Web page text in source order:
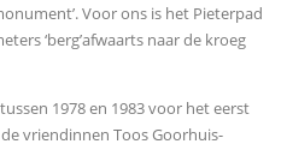
Voor ons is het Pieterpad
‘berg’afwaarts naar de kroeg
1978 en 1983 voor het eerst
vriendinnen Toos Goorhuis-